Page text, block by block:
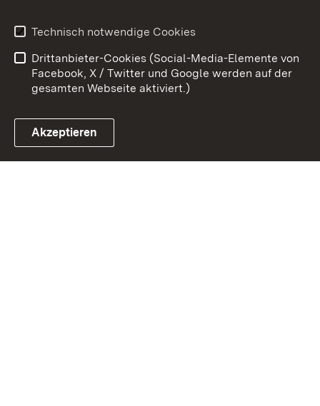
Link zum Landesportal
Barrierefreiheit
Benutzungshinweise
Impressum
Cookies
Technisch notwendige Cookies
Drittanbieter-Cookies (Social-Media-Elemente von
Facebook, X / Twitter und Google werden auf der
gesamten Webseite aktiviert.)
Akzeptieren